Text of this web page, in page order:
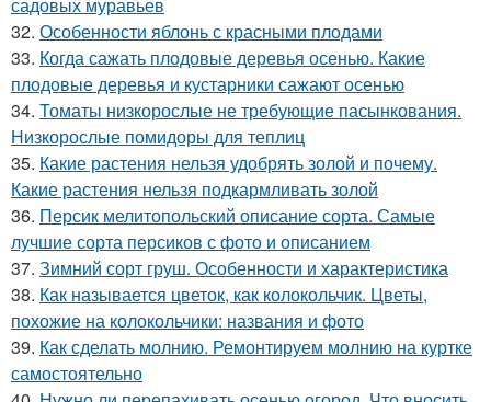
32. Особенности яблонь с красными плодами
33. Когда сажать плодовые деревья осенью. Какие
плодовые деревья и кустарники сажают осенью
34. Томаты низкорослые не требующие пасынкования.
Низкорослые помидоры для теплиц
35. Какие растения нельзя удобрять золой и почему.
Какие растения нельзя подкармливать золой
36. Персик мелитопольский описание сорта. Самые
лучшие сорта персиков с фото и описанием
37. Зимний сорт груш. Особенности и характеристика
38. Как называется цветок, как колокольчик. Цветы,
похожие на колокольчики: названия и фото
39. Как сделать молнию. Ремонтируем молнию на куртке
самостоятельно